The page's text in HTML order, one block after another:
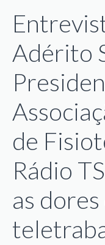
Adérito
de
Rádio
as